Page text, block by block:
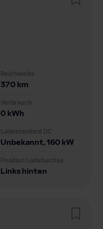
Reichweite
370 km
Verbrauch
0 kWh
Ladestandard DC
Unbekannt, 160 kW
Position Ladebuchse
Links hinten